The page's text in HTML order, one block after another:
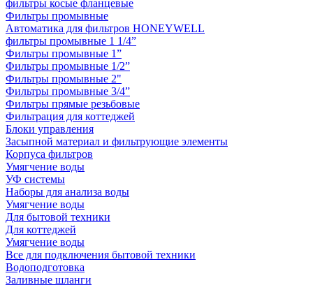
фильтры косые фланцевые
Фильтры промывные
Автоматика для фильтров HONEYWELL
фильтры промывные 1 1/4”
Фильтры промывные 1”
Фильтры промывные 1/2”
Фильтры промывные 2"
Фильтры промывные 3/4”
Фильтры прямые резьбовые
Фильтрация для коттеджей
Блоки управления
Засыпной материал и фильтрующие элементы
Корпуса фильтров
Умягчение воды
УФ системы
Наборы для анализа воды
Умягчение воды
Для бытовой техники
Для коттеджей
Умягчение воды
Все для подключения бытовой техники
Водоподготовка
Заливные шланги